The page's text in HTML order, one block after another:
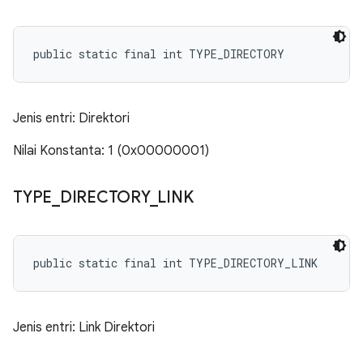
public static final int TYPE_DIRECTORY
Jenis entri: Direktori
Nilai Konstanta: 1 (0x00000001)
TYPE DIRECTORY_ LINK
public static final int TYPE_DIRECTORY_LINK
Jenis entri: Link Direktori